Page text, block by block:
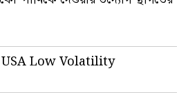
Low Volatility